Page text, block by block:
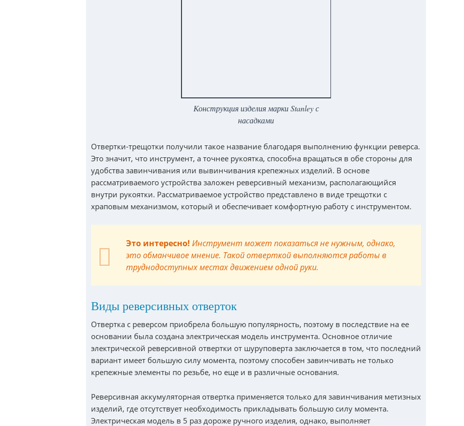
Конструкция изделия марки Stanley с
насадками
Отвертки-трещотки получили такое название благодаря выполнению функции реверса.
Это значит, что инструмент, а точнее рукоятка, способна вращаться в обе стороны для
удобства завинчивания или вывинчивания крепежных изделий. В основе
рассматриваемого устройства заложен реверсивный механизм, располагающийся
внутри рукоятки. Рассматриваемое устройство представлено в виде трещотки с
храповым механизмом, который и обеспечивает комфортную работу с инструментом.
Это интересно! Инструмент может показаться не нужным, однако,
это обманчивое мнение. Такой отверткой выполняются работы в
труднодоступных местах движением одной руки.
Виды реверсивных отверток
Отвертка с реверсом приобрела большую популярность, поэтому в последствие на ее
основании была создана электрическая модель инструмента. Основное отличие
электрической реверсивной отвертки от шуруповерта заключается в том, что последний
вариант имеет большую силу момента, поэтому способен завинчивать не только
крепежные элементы по резьбе, но еще и в различные основания.
Реверсивная аккумуляторная отвертка применяется только для завинчивания метизных
изделий, где отсутствует необходимость прикладывать большую силу момента.
Электрическая модель в 5 раз дороже ручного изделия, однако, выполняет